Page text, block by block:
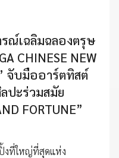
ณ์เฉลิมฉลองตรุษ
CHINESE NEW
จับมืออาร์ตทิสต์
ปะร่วมสมัย
FORTUNE”
งที่ใหญ่ที่สุดแห่ง